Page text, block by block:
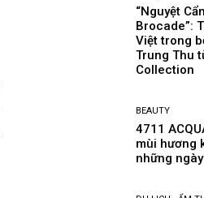
“Nguyệt
Brocade”:
Việt trong
Trung Thu
Collection
BEAUTY
4711
mùi hương
những